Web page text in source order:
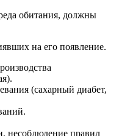
обитания, должны
на его появление.
(сахарный диабет,
несоблюдение правил